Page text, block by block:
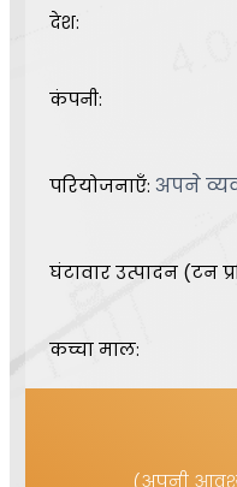
देश:
कंपनी:
परियोजनाएँ:
घंटावार उत्पादन (टन
कच्चा माल:
(अपनी